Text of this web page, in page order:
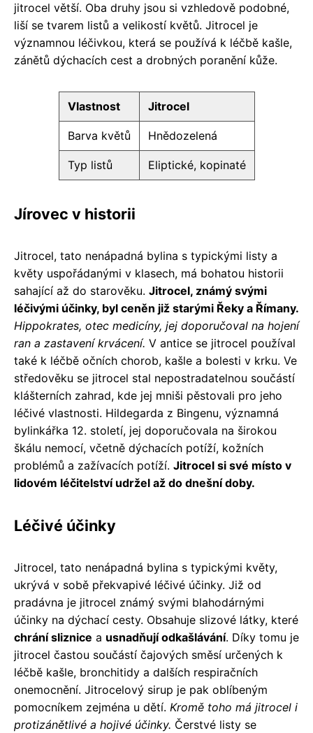
jitrocel větší. Oba druhy jsou si vzhledově podobné,
liší se tvarem listů a velikostí květů. Jitrocel je
významnou léčivkou, která se používá k léčbě kašle,
zánětů dýchacích cest a drobných poranění kůže.
Vlastnost Jitrocel
Barva květů Hnědozelená
Typ listů Eliptické, kopinaté
Jírovec v historii
Jitrocel, tato nenápadná bylina s typickými listy a
květy uspořádanými v klasech, má bohatou historii
sahající až do starověku. Jitrocel, známý svými
léčivými účinky, byl ceněn již starými Řeky a Římany.
Hippokrates, otec medicíny, jej doporučoval na hojení
ran a zastavení krvácení. V antice se jitrocel používal
také k léčbě očních chorob, kašle a bolesti v krku. Ve
středověku se jitrocel stal nepostradatelnou součástí
klášterních zahrad, kde jej mniši pěstovali pro jeho
léčivé vlastnosti. Hildegarda z Bingenu, významná
bylinkářka 12. století, jej doporučovala na širokou
škálu nemocí, včetně dýchacích potíží, kožních
problémů a zažívacích potíží. Jitrocel si své místo v
lidovém léčitelství udržel až do dnešní doby.
Léčivé účinky
Jitrocel, tato nenápadná bylina s typickými květy,
ukrývá v sobě překvapivé léčivé účinky. Již od
pradávna je jitrocel známý svými blahodárnými
účinky na dýchací cesty. Obsahuje slizové látky, které
chrání sliznice a usnadňují odkašlávání. Díky tomu je
jitrocel častou součástí čajových směsí určených k
léčbě kašle, bronchitidy a dalších respiračních
onemocnění. Jitrocelový sirup je pak oblíbeným
pomocníkem zejména u dětí. Kromě toho má jitrocel i
protizánětlivé a hojivé účinky. Čerstvé listy se